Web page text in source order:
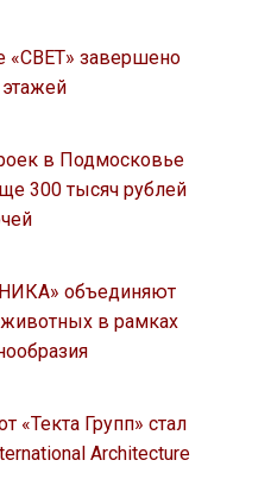
«СВЕТ» завершено
в Подмосковье
300 тысяч рублей
объединяют
в рамках
«Текта Групп» стал
Architecture